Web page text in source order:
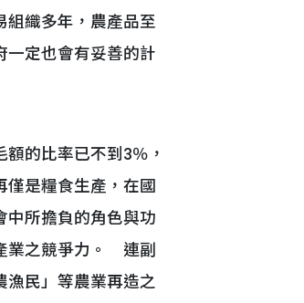
組織多年，農產品至
一定也會有妥善的計
的比率已不到3％，
是糧食生產，在國
中所擔負的角色與功
業之競爭力。 連副
民」等農業再造之